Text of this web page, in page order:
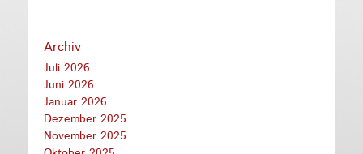
Archiv
Juli 2026
Juni 2026
Januar 2026
Dezember 2025
November 2025